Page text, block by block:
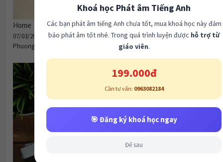
Home
07/03/2026
Phuong Doan
Khoá học Phát âm Tiếng Anh
Các bạn phát âm tiếng Anh chưa tốt, mua khoá học này đảm
bảo phát âm tốt nhé. Trong quá trình luyện được hỗ trợ từ
giáo viên.
199.000đ
Cần tư vấn: 0963082184
🎯 Đăng ký khoá học ngay
Để sau